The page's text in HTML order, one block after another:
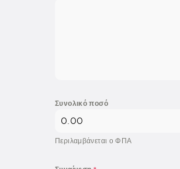
Συνολικό ποσό
Περιλαμβάνεται ο ΦΠΑ